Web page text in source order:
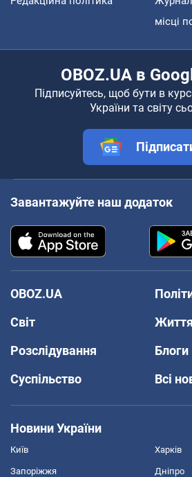
місці
OBOZ.UA в
Підписуйтесь, щоб бути в
України та світу
Завантажуйте наш додаток
OBOZ.UA
Світ
Життя
Розслідування
Блоги
Суспільство
Всі
Новини України
Київ Харків
Запоріжжя Дніпро